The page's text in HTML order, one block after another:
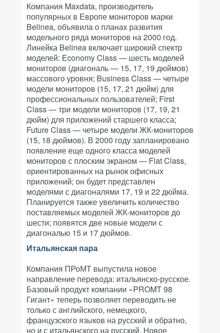
Компания Maxdata, производитель
популярных в Европе мониторов марки
Belinea, объявила о планах развития
модельного ряда мониторов на 2000 год.
Линейка Belinea включает широкий спектр
моделей: Economy Class — шесть моделей
мониторов (диагональ — 15, 17, 19 дюймов)
массового уровня; Business Class — четыре
модели мониторов (15, 17, 21 дюйм) для
профессиональных пользователей; First
Class — три модели мониторов (17, 19, 21
дюйм) для приложений старшего класса;
Future Class — четыре модели ЖК-мониторов
(15, 18 дюймов). В 2000 году запланировано
появление еще одного класса моделей
мониторов с плоским экраном — Flat Class,
ориентированных на рынок офисных
приложений; он будет представлен
моделями с диагоналями 17, 19 и 22 дюйма.
Планируется также увеличить количество
поставляемых моделей ЖК-мониторов до
шести; появятся две новые модели с
диагональю 15 и 17 дюймов.
Итальянская пара
Компания ПРоМТ выпустила новое
направление перевода: итальянско-русское.
Базовый продукт компании «PROMT 98
Гигант» теперь позволяет переводить не
только с английского, немецкого,
французского языков на русский и обратно,
но и с итальянского на русский. Новое